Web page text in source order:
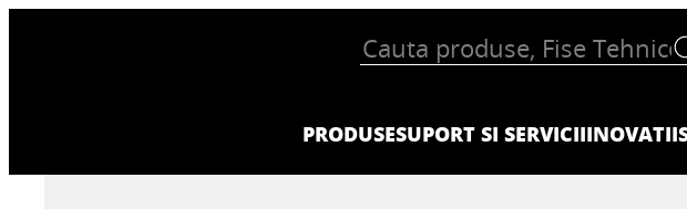
PRODUSESUPORT SI SERVICIIINOVATII